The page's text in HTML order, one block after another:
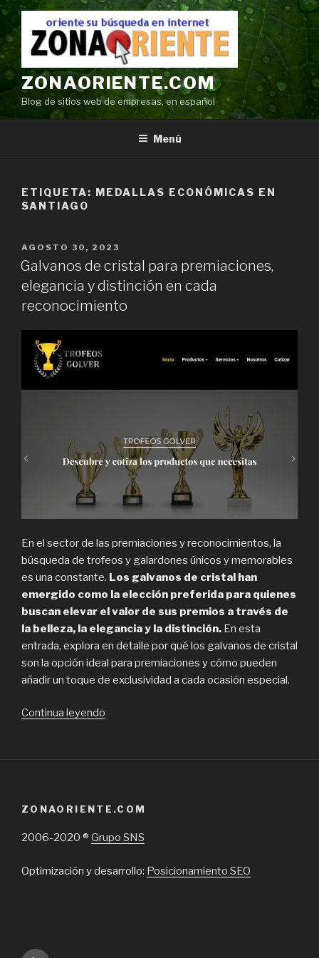
Ir
contenido
ZONAORIENTE.COM
Blog de sitios web de empresas, en español
Menú
ETIQUETA: MEDALLAS ECONÓMICAS EN
SANTIAGO
POSTED
ON
AGOSTO 30, 2023
Galvanos de cristal para premiaciones,
elegancia y distinción en cada
reconocimiento
En el sector de las premiaciones y reconocimientos, la
búsqueda de trofeos y galardones únicos y memorables
es una constante. Los galvanos de cristal han
emergido como la elección preferida para quienes
buscan elevar el valor de sus premios a través de
la belleza, la elegancia y la distinción. En esta
entrada, explora en detalle por qué los galvanos de cristal
son la opción ideal para premiaciones y cómo pueden
añadir un toque de exclusividad a cada ocasión especial.
Continua leyendo
y
distinción
cada
ZONAORIENTE.COM
2006-2020 ® Grupo SNS
Optimización y desarrollo: Posicionamiento SEO